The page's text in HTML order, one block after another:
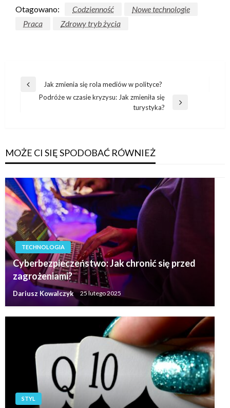
Otagowano: Codzienność
Nowe technologie
Praca
Zdrowy tryb życia
Nawigacja
wpisu
Poprzedni
Jak zmienia się rola mediów w polityce?
Podróże w czasie kryzysu: Jak zmieniła się
turystyka?
MOŻE CI SIĘ SPODOBAĆ RÓWNIEŻ
TECHNOLOGIA
Cyberbezpieczeństwo: Jak chronić się przed
zagrożeniami?
Dariusz Kowalczyk 25 lutego 2025
STYL